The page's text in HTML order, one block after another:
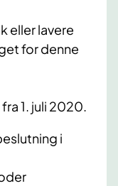
eller lavere
for denne
1. juli 2020.
i